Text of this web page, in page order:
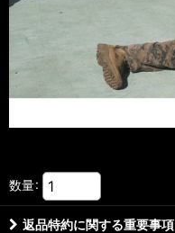
数量:
返品特約に関する重要事項